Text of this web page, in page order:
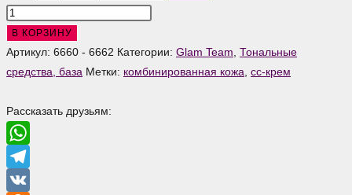
Количество
товара
Тональное
средство
Tree
Balancing
CC
Glam
Team
В КОРЗИНУ
Артикул: 6660 - 6662 Категории: Glam Team Тональные
средства, база Метки: комбинированная кожа сс-крем
Рассказать друзьям:
WhatsApp
Telegram